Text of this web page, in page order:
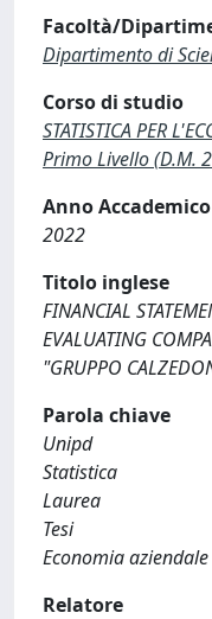
Facoltà/
Dipartimento di
Corso di studio
STATISTICA PER
Primo Livello (D.M.
Anno Accademico
2022
Titolo inglese
FINANCIAL
EVALUATING
"GRUPPO
Parola chiave
Unipd
Statistica
Laurea
Tesi
Economia aziendale
Relatore